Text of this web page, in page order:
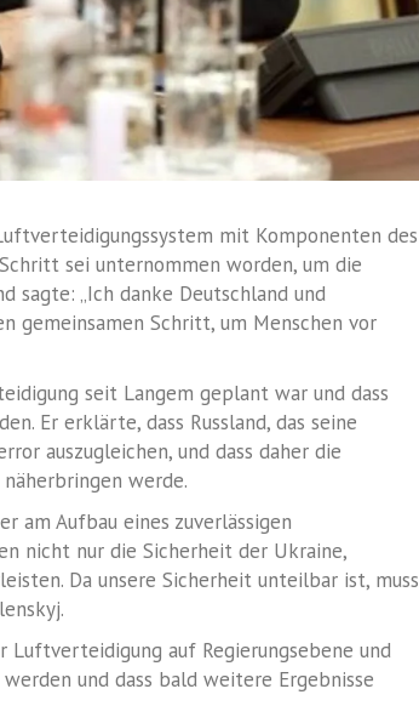
mit Komponenten des
sei unternommen worden, um die
sagte: „Ich danke Deutschland und
gemeinsamen Schritt, um Menschen vor
seit Langem geplant war und dass
Er erklärte, dass Russland, das seine
auszugleichen, und dass daher die
werde.
am Aufbau eines zuverlässigen
nicht nur die Sicherheit der Ukraine,
Da unsere Sicherheit unteilbar ist, muss
Luftverteidigung auf Regierungsebene und
und dass bald weitere Ergebnisse